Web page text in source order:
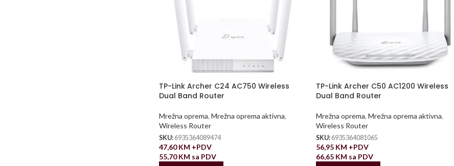
TP-Link Archer C24 AC750 Wireless
Dual Band Router
Mrežna oprema, Mrežna oprema aktivna,
Wireless Router
SKU: 6935364089474
47,60KM +PDV
55,70KM sa PDV
TP-Link Archer C50 AC1200 Wireless
Dual Band Router
Mrežna oprema, Mrežna oprema aktivna,
Wireless Router
SKU: 6935364081065
56,95 KM +PDV
66,65 KM sa PDV